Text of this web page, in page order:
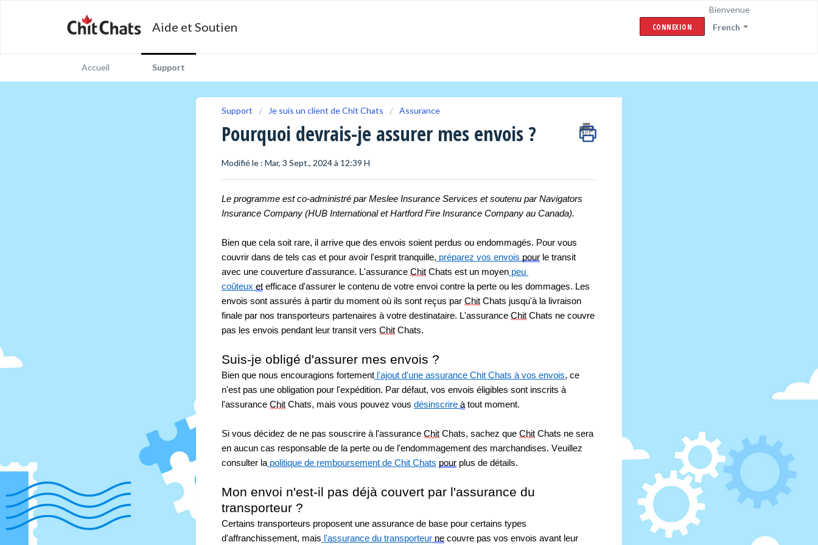
Aide et Soutien French
Bienvenue
CONNEXION
Accueil Support
Support Je suis un client de Chit Chats Assurance
Pourquoi devrais-je assurer mes envois ?
Modifié le : Mar, 3 Sept., 2024 à 12:39 H
Le programme est co-administré par Meslee Insurance Services et soutenu par Navigators
Insurance Company (HUB International et Hartford Fire Insurance Company au Canada).
Bien que cela soit rare, il arrive que des envois soient perdus ou endommagés. Pour vous
couvrir dans de tels cas et pour avoir l'esprit tranquille, préparez vos envois pour le transit
avec une couverture d'assurance. L'assurance Chit Chats est un moyen peu
coûteux et efficace d'assurer le contenu de votre envoi contre la perte ou les dommages. Les
envois sont assurés à partir du moment où ils sont reçus par Chit Chats jusqu'à la livraison
finale par nos transporteurs partenaires à votre destinataire. L'assurance Chit Chats ne couvre
pas les envois pendant leur transit vers Chit Chats.
Suis-je obligé d'assurer mes envois ?
Bien que nous encouragions fortement l'ajout d'une assurance Chit Chats à vos envois, ce
n'est pas une obligation pour l'expédition. Par défaut, vos envois éligibles sont inscrits à
l'assurance Chit Chats, mais vous pouvez vous désinscrire à tout moment.
Si vous décidez de ne pas souscrire à l'assurance Chit Chats, sachez que Chit Chats ne sera
en aucun cas responsable de la perte ou de l'endommagement des marchandises. Veuillez
consulter la politique de remboursement de Chit Chats pour plus de détails.
Mon envoi n'est-il pas déjà couvert par l'assurance du
transporteur ?
Certains transporteurs proposent une assurance de base pour certains types
d'affranchissement, mais l'assurance du transporteur ne couvre pas vos envois avant leur